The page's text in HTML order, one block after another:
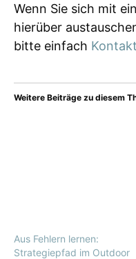
Wenn Sie sich mit
hierüber
bitte einfach Kontakt
Weitere Beiträge zu diesem
Aus Fehlern lernen:
Strategiepfad im Outdoor